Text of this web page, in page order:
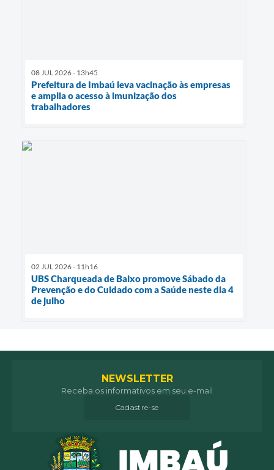
08 JUL 2026 - 13h45
Prefeitura de Imbaú leva vacinação às empresas
e amplia o acesso à imunização dos
trabalhadores
02 JUL 2026 - 11h16
UBS Charqueada de Baixo promove Sábado da
Prevenção e do Cuidado com a Saúde neste dia 4
de julho
NEWSLETTER
Receba os informativos em seu e-mail
Cadastre-se